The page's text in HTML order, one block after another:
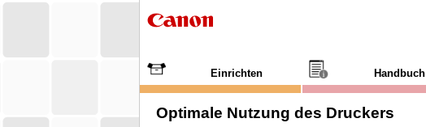
Einrichten Handbuch
Optimale Nutzung des Druckers